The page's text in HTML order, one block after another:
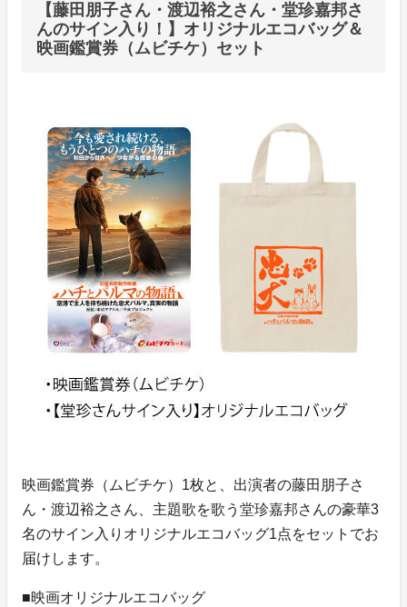
【藤田朋子さん・渡辺裕之さん・堂珍嘉邦さ
んのサイン入り！】オリジナルエコバッグ＆
映画鑑賞券（ムビチケ）セット
映画鑑賞券（ムビチケ）1枚と、出演者の藤田朋子さ
ん・渡辺裕之さん、主題歌を歌う堂珍嘉邦さんの豪華3
名のサイン入りオリジナルエコバッグ1点をセットでお
届けします。
■映画オリジナルエコバッグ